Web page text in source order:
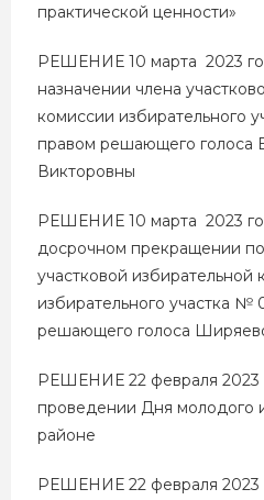
практической ценности»
РЕШЕНИЕ 10 марта 2023
назначении члена
комиссии избирательного
правом решающего голоса
Викторовны
РЕШЕНИЕ 10 марта 2023
досрочном прекращении
участковой избирательной
избирательного участка №
решающего голоса
РЕШЕНИЕ 22 февраля 2023
проведении Дня молодого
районе
РЕШЕНИЕ 22 февраля 2023